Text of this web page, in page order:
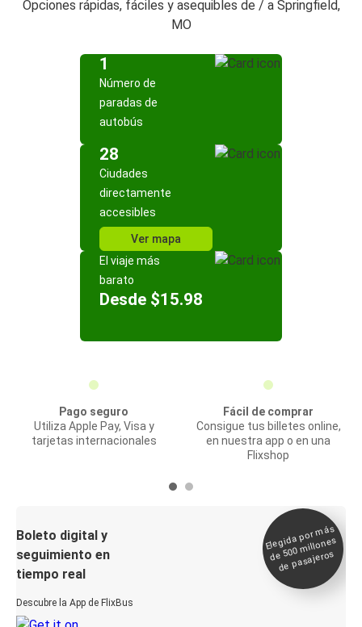
Opciones rápidas, fáciles y asequibles de / a Springfield,
MO
1
Número de
paradas de
autobús
28
Ciudades
directamente
accesibles
Ver mapa
El viaje más
barato
Desde $15.98
Pago seguro
Utiliza Apple Pay, Visa y
tarjetas internacionales
Fácil de comprar
Consigue tus billetes online,
en nuestra app o en una
Flixshop
Boleto digital y
seguimiento en
tiempo real
Descubre la App de FlixBus
Elegida por
más
de 500
millones
de pasajeros